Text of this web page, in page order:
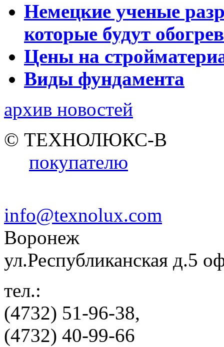
Немецкие ученые
которые будут
Цены на
Виды фундамента
архив новостей
© ТЕХНОЛЮКС-В
покупателю
info@texnolux.com
Воронеж
ул.Республиканская д.5
тел.:
(4732) 51-96-38,
(4732) 40-99-66